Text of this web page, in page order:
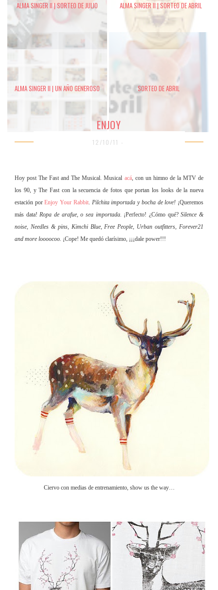
ALMA SINGER II | SORTEO DE JULIO ALMA SINGER II | SORTEO DE ABRIL
ALMA SINGER II | UN AÑO GENEROSO SORTEO DE ABRIL
ENJOY
12/10/11 -
Hoy post The Fast and The Musical. Musical acá, con un himno de la MTV de
los 90, y The Fast con la secuencia de fotos que portan los looks de la nueva
estación porEnjoy Your Rabbit. Pilchita importada y bocha de love! ¡Queremos
más data!Ropa de arafue, o sea importada. ¡Perfecto! ¿Cómo qué?Silence &
noise, Needles & pins, Kimchi Blue, Free People, Urban outfitters, Forever21
and more loooocoo. ¡Cope! Me quedó clarísimo, ¡¡¡dale power!!!
Ciervo con medias de entrenamiento, show us the way…